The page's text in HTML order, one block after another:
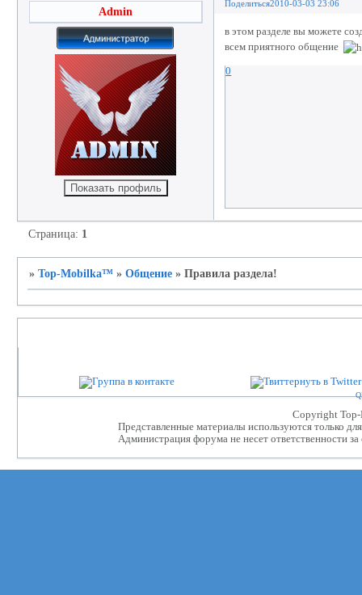
Поделиться2010-03-03 23:06
Admin
в этом разделе вы можете
всем приятного общение
0
Страница: 1
»Top-Mobilka™ »Общение »Правила раздела!
Сopyright
Представленные материалы используются только
Администрация форума не несет ответственности